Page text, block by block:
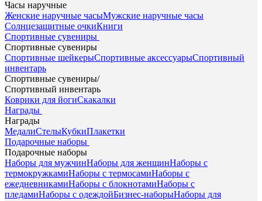
Часы наручные
Женские наручные часыМужские наручные часы
Солнцезащитные очкиКниги
Спортивные сувениры
Спортивные сувениры
Спортивные шейкерыСпортивные аксессуарыСпортивный
инвентарь
Спортивные сувениры/
Спортивный инвентарь
Коврики для йогиСкакалки
Награды
Награды
МедалиСтелыКубкиПлакетки
Подарочные наборы
Подарочные наборы
Наборы для мужчинНаборы для женщинНаборы с
термокружкамиНаборы с термосамиНаборы с
ежедневникамиНаборы с блокнотамиНаборы с
пледамиНаборы с одеждойБизнес-наборыНаборы для